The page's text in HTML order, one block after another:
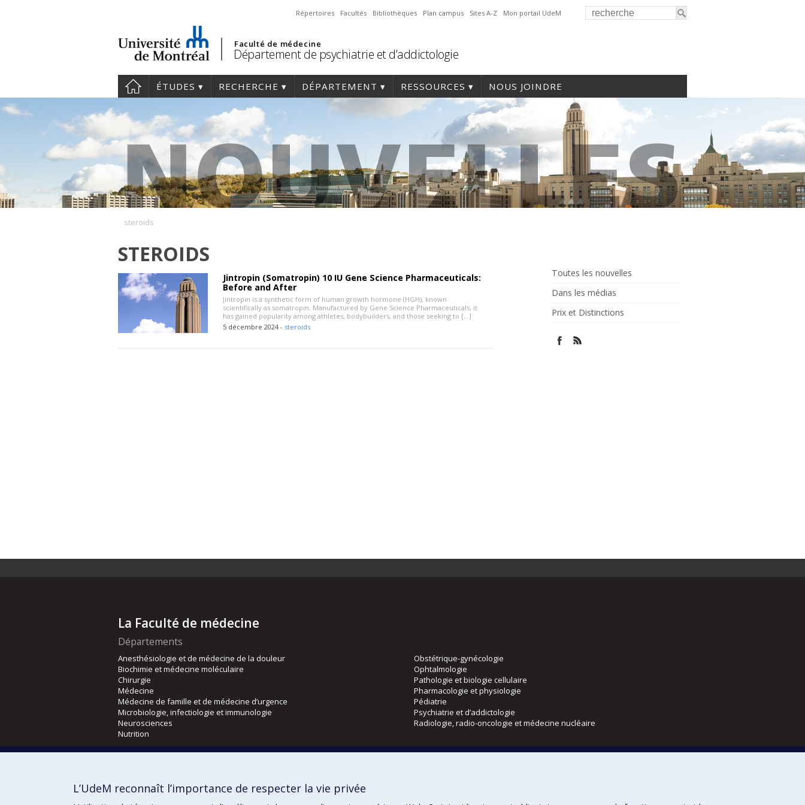
Répertoires Facultés Bibliothèques Plan campus Sites A-Z Mon portail UdeM
Faculté de médecine
Département de psychiatrie et d’addictologie
ÉTUDES RECHERCHE DÉPARTEMENT RESSOURCES NOUS JOINDRE
steroids
STEROIDS
Jintropin (Somatropin) 10 IU Gene Science Pharmaceuticals:
Before and After
Jintropin is a synthetic form of human growth hormone (HGH), known
scientifically as somatropin. Manufactured by Gene Science Pharmaceuticals, it
has gained popularity among athletes, bodybuilders, and those seeking to […]
5 décembre 2024 - steroids
Toutes les nouvelles
Dans les médias
Prix et Distinctions
La Faculté de médecine
Départements
Anesthésiologie et de médecine de la douleur
Biochimie et médecine moléculaire
Chirurgie
Médecine
Médecine de famille et de médecine d’urgence
Microbiologie, infectiologie et immunologie
Neurosciences
Nutrition
Obstétrique-gynécologie
Ophtalmologie
Pathologie et biologie cellulaire
Pharmacologie et physiologie
Pédiatrie
Psychiatrie et d’addictologie
Radiologie, radio-oncologie et médecine nucléaire
Orthophonie et audiologie
L’UdeM reconnaît l’importance de respecter la vie privée